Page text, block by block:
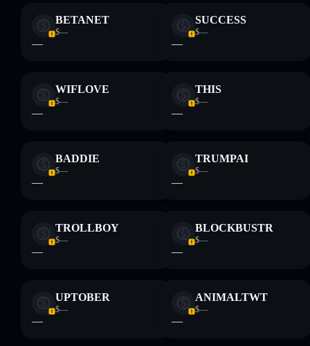
Aviso legal: Esta informação é apenas para fins educativos e
não constitui aconselhamento financeiro. Faz sempre a tua
BETANET
$—
—
SUCCESS
$—
—
WIFLOVE
$—
—
THIS
$—
—
BADDIE
$—
—
TRUMPAI
$—
—
TROLLBOY
$—
—
BLOCKBUSTR
$—
—
UPTOBER
$—
—
ANIMALTWT
$—
—